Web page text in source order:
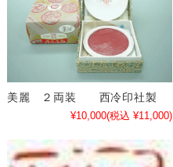
美麗 ２両装 西冷印社製
¥10,000(税込 ¥11,000)